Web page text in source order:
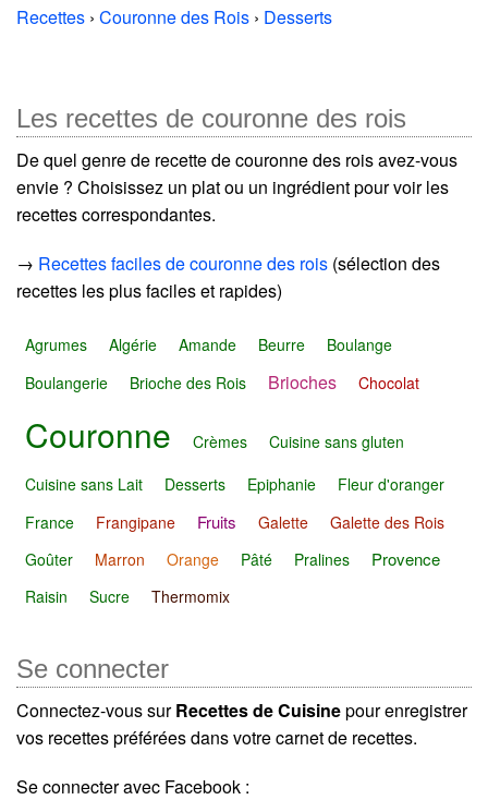
Recettes › Couronne des Rois › Desserts
Les recettes de couronne des rois
De quel genre de recette de couronne des rois avez-vous
envie ? Choisissez un plat ou un ingrédient pour voir les
recettes correspondantes.
→ Recettes faciles de couronne des rois (sélection des
recettes les plus faciles et rapides)
Agrumes Algérie Amande Beurre
Boulange
Boulangerie
Brioche des Rois Brioches Chocolat
Couronne Crèmes
Cuisine sans gluten
Cuisine sans Lait
Desserts Epiphanie
Fleur d'oranger
France
Frangipane Fruits Galette
Galette des Rois
Goûter
Marron Orange Pâté Pralines Provence
Raisin Sucre Thermomix
Se connecter
Connectez-vous surRecettes de Cuisinepour enregistrer
vos recettes préférées dans votre carnet de recettes.
Se connecter avec Facebook :